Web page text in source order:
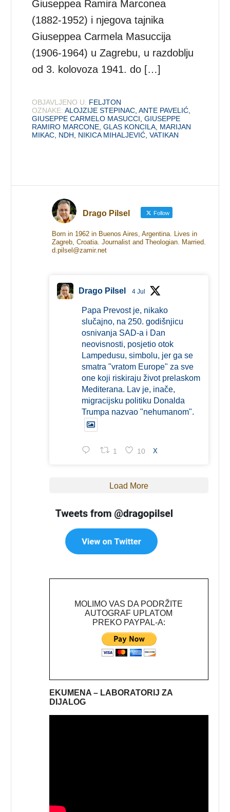
Giuseppea Ramira Marconea
(1882-1952) i njegova tajnika
Giuseppea Carmela Masuccija
(1906-1964) u Zagrebu, u razdoblju
od 3. kolovoza 1941. do […]
OBJAVLJENO U: FELJTON
OZNAKE: ALOJZIJE STEPINAC ,ANTE PAVELIĆ
GIUSEPPE CARMELO MASUCCI ,GIUSEPPE
RAMIRO MARCONE ,GLAS KONCILA MARIJAN
MIKAC NDH NIKICA MIHALJEVIĆ ,VATIKAN
Drago Pilsel Follow
Born in 1962 in Buenos Aires, Argentina. Lives in
Zagreb, Croatia. Journalist and Theologian. Married.
d.pilsel@zamir.net
Drago Pilsel 4 Jul
Papa Prevost je, nikako
slučajno, na 250. godišnjicu
osnivanja SAD-a i Dan
neovisnosti, posjetio otok
Lampedusu, simbolu, jer ga se
smatra "vratom Europe" za sve
one koji riskiraju život prelaskom
Mediterana. Lav je, inače,
migracijsku politiku Donalda
Trumpa nazvao "nehumanom".
1 10 X
Load More
MOLIMO VAS DA PODRŽITE
AUTOGRAF UPLATOM
PREKO PAYPAL-A:
EKUMENA – LABORATORIJ ZA
DIJALOG